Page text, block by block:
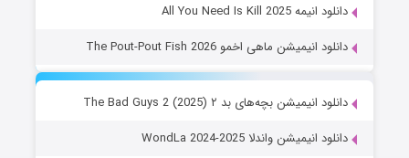
دانلود انیمه All You Need Is Kill 2025
دانلود انیمیشن ماهی اخمو The Pout-Pout Fish 2026
دانلود انیمیشن بچه‌های بد ۲ The Bad Guys 2 (2025)
دانلود انیمیشن واندلا WondLa 2024-2025